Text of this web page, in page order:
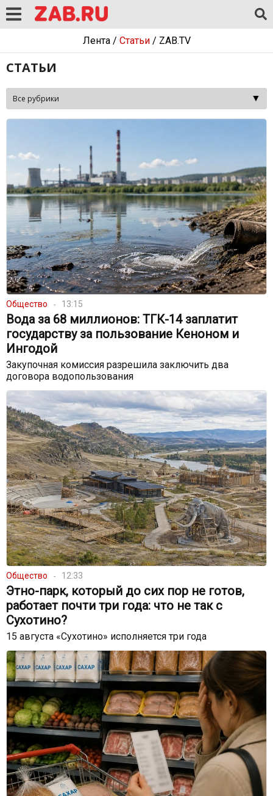
Лента/ Статьи/ ZAB.TV
СТАТЬИ
Общество 13:15
Вода за 68 миллионов: ТГК-14 заплатит
государству за пользование Кеноном и
Ингодой
Закупочная комиссия разрешила заключить два
договора водопользования
Общество 12:33
Этно-парк, который до сих пор не готов,
работает почти три года: что не так с
Сухотино?
15 августа «Сухотино» исполняется три года